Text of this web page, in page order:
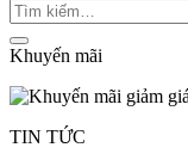
Khuyến mãi
TIN TỨC